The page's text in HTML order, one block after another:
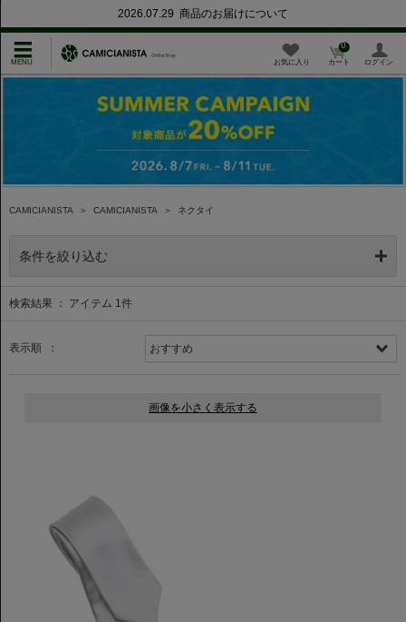
2026.07.29 商品のお届けについて
お気に入り カート
0
ログイン
CAMICIANISTA ＞ CAMICIANISTA ＞ ネクタイ
条件を絞り込む
検索結果 ： アイテム 1 件
表示順 ：